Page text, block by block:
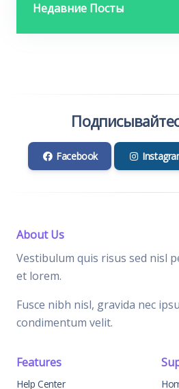
Недавние Посты
Facebook
About Us
Vestibulum quis risus sed nisl
et lorem.
Fusce nibh nisl, gravida nec
condimentum velit.
Features
Help Center